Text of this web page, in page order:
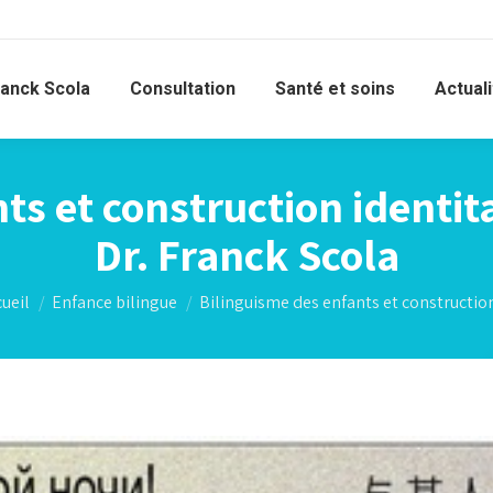
Scola Consultation Santé et soins
et construction
Dr. Franck Scola
êtes ici :Enfance bilingue Bilinguisme des enfants et